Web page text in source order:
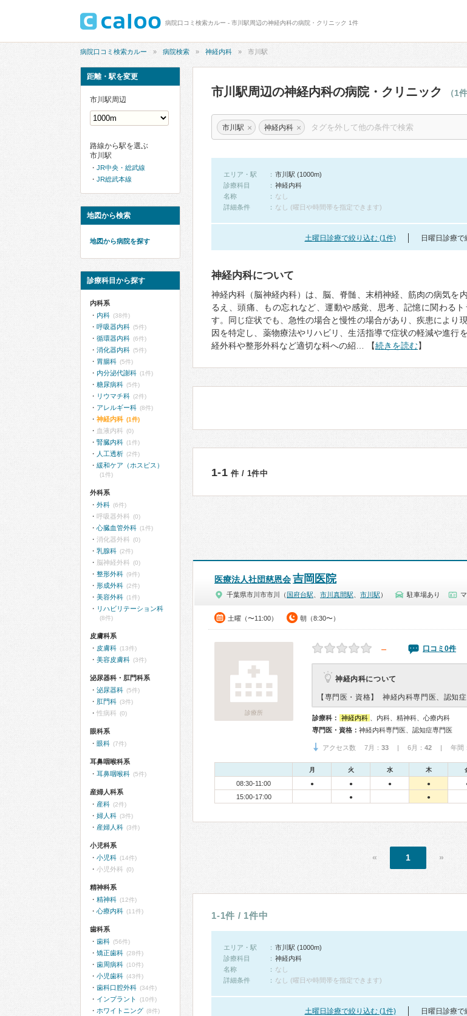
病院口コミ検索カルー - 市川駅周辺の神経内科の病院・クリニック 1件
病院口コミ検索カルー 病院検索 神経内科 市川駅
市川駅周辺の神経内科の病院・クリニック （1件
市川駅 × 神経内科 ×
エリア・駅
市川駅 (1000m)
診療科目
神経内科
名称
なし
詳細条件
なし (曜日や時間帯を指定できます)
土曜日診療で絞り込む (1件) 日曜日診療
神経内科について
神経内科（脳神経内科）は、脳、脊髄、末梢神経、筋肉の病気を
るえ、頭痛、もの忘れなど、運動や感覚、思考、記憶に関わる
す。同じ症状でも、急性の場合と慢性の場合があり、疾患により
因を特定し、薬物療法やリハビリ、生活指導で症状の軽減や進行
経外科や整形外科など適切な科への紹… 【続きを読む】
1-1 件 / 1件中
医療法人社団慈恩会吉岡医院
千葉県市川市市川（ 国府台駅 市川真間駅 市川駅 ） 駐車場あり
土曜（〜11:00） 朝（8:30〜）
診療所
－ 口コミ0件
神経内科について
【専門医・資格】 神経内科専門医、認知
診療科： 神経内科
、内科、精神科、心療内科
専門医・資格： 神経内科専門医、認知症専門医
アクセス数 7月： 33 | 6月： 42 | 年間：
月 火 水 木
08:30-11:00 ● ● ● ●
15:00-17:00 ● ●
« 1 »
1-1件 / 1件中
エリア・駅
市川駅 (1000m)
診療科目
神経内科
名称
なし
詳細条件
なし (曜日や時間帯を指定できます)
土曜日診療で絞り込む (1件) 日曜日診療
距離・駅を変更
市川駅周辺
路線から駅を選ぶ
市川駅
JR中央・総武線
JR総武本線
地図から検索
地図から病院を探す
診療科目から探す
内科系
内科 (38件)
呼吸器内科 (5件)
循環器内科 (6件)
消化器内科 (5件)
胃腸科 (5件)
内分泌代謝科 (1件)
糖尿病科 (5件)
リウマチ科 (2件)
アレルギー科 (8件)
神経内科 (1件)
血液内科 (0)
腎臓内科 (1件)
人工透析 (2件)
緩和ケア（ホスピス）
(1件)
外科系
外科 (6件)
呼吸器外科 (0)
心臓血管外科 (1件)
消化器外科 (0)
乳腺科 (2件)
脳神経外科 (0)
整形外科 (9件)
形成外科 (2件)
美容外科 (1件)
リハビリテーション科
(8件)
皮膚科系
皮膚科 (13件)
美容皮膚科 (3件)
泌尿器科・肛門科系
泌尿器科 (5件)
肛門科 (3件)
性病科 (0)
眼科系
眼科 (7件)
耳鼻咽喉科系
耳鼻咽喉科 (5件)
産婦人科系
産科 (2件)
婦人科 (3件)
産婦人科 (3件)
小児科系
小児科 (14件)
小児外科 (0)
精神科系
精神科 (12件)
心療内科 (11件)
歯科系
歯科 (56件)
矯正歯科 (28件)
歯周病科 (10件)
小児歯科 (43件)
歯科口腔外科 (34件)
インプラント (10件)
ホワイトニング (8件)